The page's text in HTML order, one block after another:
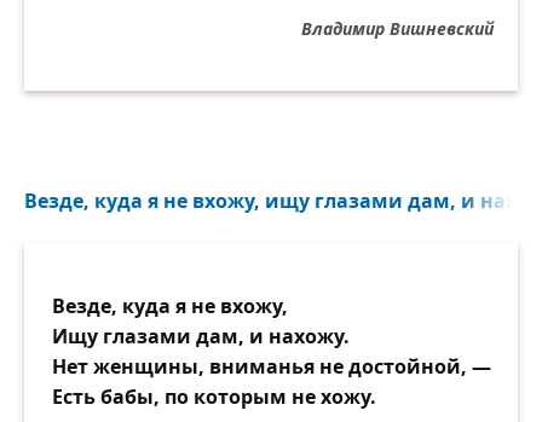
Владимир Вишневский
Везде, куда я не вхожу, ищу глазами дам, и
Везде, куда я не вхожу,
Ищу глазами дам, и нахожу.
Нет женщины, вниманья не достойной, —
Есть бабы, по которым не хожу.